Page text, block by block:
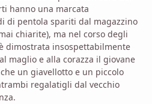
hanno una marcata
di pentola spariti dal magazzino
chiarite), ma nel corso degli
dimostrata insospettabilmente
maglio e alla corazza il giovane
un giavellotto e un piccolo
regalatigli dal vecchio